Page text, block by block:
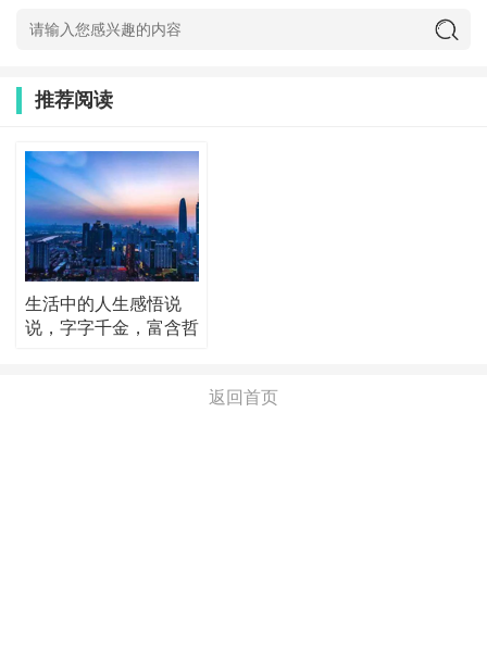
推荐阅读
生活中的人生感悟说
说，字字千金，富含哲
返回首页